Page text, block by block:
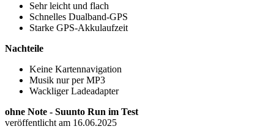
Sehr leicht und flach
Schnelles Dualband-GPS
Starke GPS-Akkulaufzeit
Nachteile
Keine Kartennavigation
Musik nur per MP3
Wackliger Ladeadapter
ohne Note - Suunto Run im Test
veröffentlicht am 16.06.2025